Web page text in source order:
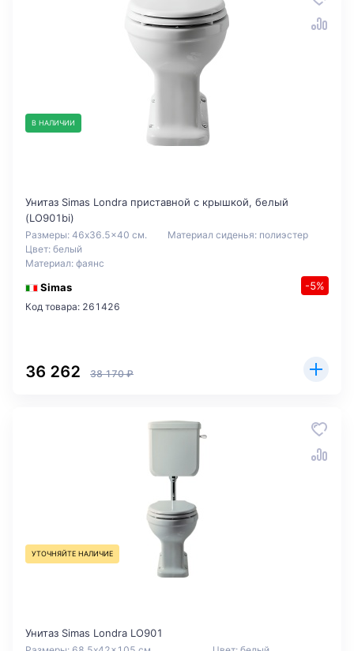
В НАЛИЧИИ
Унитаз Simas Londra приставной с крышкой, белый
(LO901bi)
Размеры: 46x36.5x40 см.
Цвет: белый
Материал: фаянс
Материал сиденья: полиэстер
Simas -5%
Код товара: 261426
36 262 38 170 ₽
УТОЧНЯЙТЕ НАЛИЧИЕ
Унитаз Simas Londra LO901